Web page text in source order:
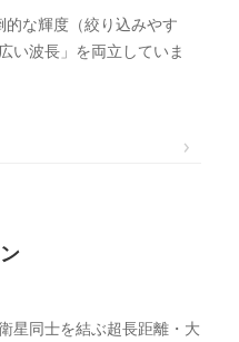
的な輝度（絞り込みやす
い波長」を両立していま
星同士を結ぶ超長距離・大